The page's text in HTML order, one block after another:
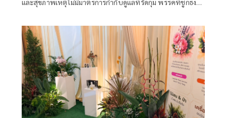
และสุขภาพเหตุไม่มีมาตรการกำกับดูแลที่รัดกุม พรรคที่ชูกธง
กลุ่มสีเทาแห่เข้าภูเก็ตสูญเสียนักท่องเที่ยวคุณภาพและรายได้
ใครจะถอนพิษกัญชาระบอบสีน้ำเงิน